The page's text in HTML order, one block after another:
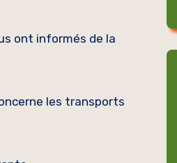
ont informés de la
les transports